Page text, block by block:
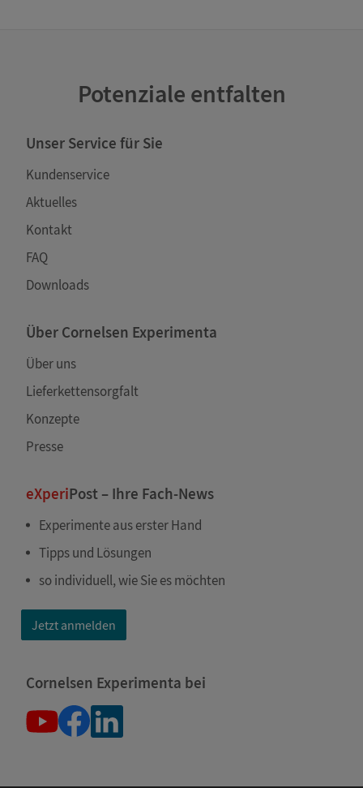
Potenziale entfalten
Unser Service für Sie
Kundenservice
Aktuelles
Kontakt
FAQ
Downloads
Über Cornelsen Experimenta
Über uns
Lieferkettensorgfalt
Konzepte
Presse
eXperiPost – Ihre Fach-News
Experimente aus erster Hand
Tipps und Lösungen
so individuell, wie Sie es möchten
Jetzt anmelden
Cornelsen Experimenta bei